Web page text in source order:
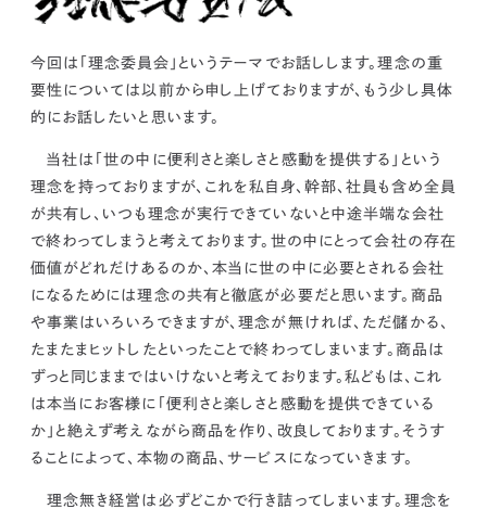
IRメール登録
お問い合わせ
kur
asul
土地活用
サイト
エリアリンクグループ ジャパントランクル
ーム
シー
©2025 AREALINK.
今回は 「理念委員会 」 というテーマでお話しします。理念の重
要性については以前から申し上げておりますが、もう少し具体
的にお話したいと思います。
当社は
「世の中に便利さと楽しさと感動を提供する」という
理念を持っておりますが、これを私自身、幹部、社員も含め全員
が共有し、いつも理念が実行できていないと中途半端な会社
で終わってしまうと考えております。 世の中にとって会社の存在
価値がどれだけあるのか、本当に世の中に必要とされる会社
になるためには理念の共有と徹底が必要だと思います。商品
や事業はいろいろできますが、理念が無ければ、ただ儲かる、
たまたまヒットしたといったことで終わってしまいます。商品は
ずっと同じままではいけない と考えております。私どもは、これ
は本当にお客様に「便利さと楽しさと感動を提供できている
か」と絶えず考えながら商品を作り、改良しております。 そうす
ることによって、 本物の商品、サービスになっていきます。
理念無き経営は必ずどこかで行き詰ってしまいます。 理念を